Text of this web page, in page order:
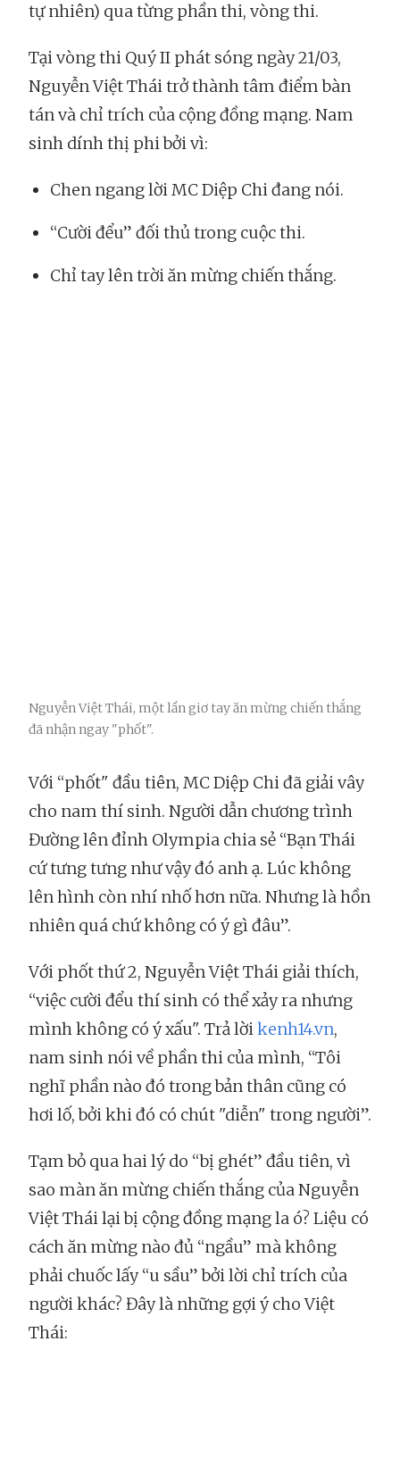
tự nhiên) qua từng phần thi, vòng thi.
Tại vòng thi Quý II phát sóng ngày 21/03,
Nguyễn Việt Thái trở thành tâm điểm bàn
tán và chỉ trích của cộng đồng mạng. Nam
sinh dính thị phi bởi vì:
Chen ngang lời MC Diệp Chi đang nói.
“Cười đểu” đối thủ trong cuộc thi.
Chỉ tay lên trời ăn mừng chiến thắng.
Nguyễn Việt Thái, một lần giơ tay ăn mừng chiến thắng
đã nhận ngay "phốt".
Với “phốt" đầu tiên, MC Diệp Chi đã giải vây
cho nam thí sinh. Người dẫn chương trình
Đường lên đỉnh Olympia chia sẻ “Bạn Thái
cứ tưng tưng như vậy đó anh ạ. Lúc không
lên hình còn nhí nhố hơn nữa. Nhưng là hồn
nhiên quá chứ không có ý gì đâu”.
Với phốt thứ 2, Nguyễn Việt Thái giải thích,
“việc cười đểu thí sinh có thể xảy ra nhưng
mình không có ý xấu". Trả lờikenh14.vn,
nam sinh nói về phần thi của mình, “Tôi
nghĩ phần nào đó trong bản thân cũng có
hơi lố, bởi khi đó có chút "diễn" trong người”.
Tạm bỏ qua hai lý do “bị ghét” đầu tiên, vì
sao màn ăn mừng chiến thắng của Nguyễn
Việt Thái lại bị cộng đồng mạng la ó? Liệu có
cách ăn mừng nào đủ “ngầu” mà không
phải chuốc lấy “u sầu” bởi lời chỉ trích của
người khác? Đây là những gợi ý cho Việt
Thái: